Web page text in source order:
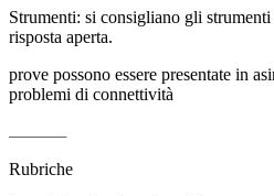
Strumenti: si consigliano gli
risposta aperta.
prove possono essere presentate in
problemi di connettività
Rubriche